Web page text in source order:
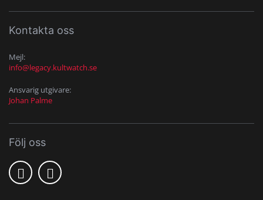
Kontakta oss
Mejl:
info@legacy.kultwatch.se
Ansvarig utgivare:
Johan Palme
Följ oss